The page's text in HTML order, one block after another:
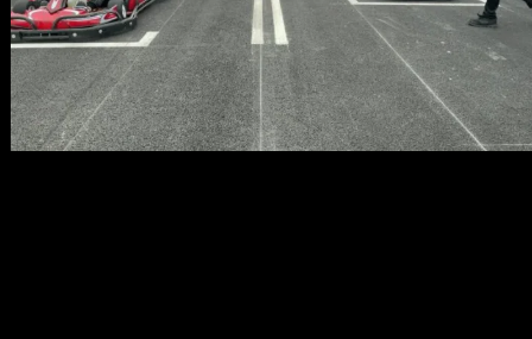
メ
イ
ン
コ
ン